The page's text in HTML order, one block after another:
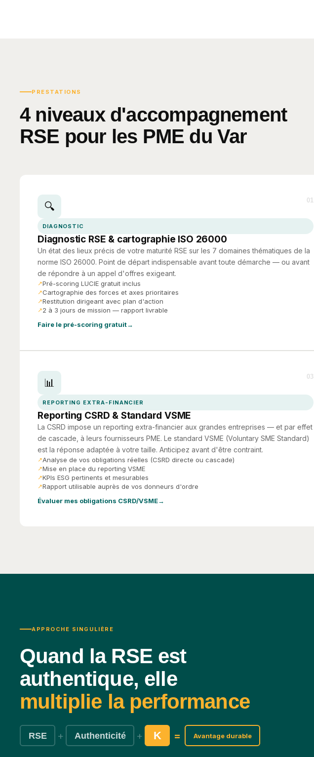
PRESTATIONS
4 niveaux d'accompagnement
RSE pour les PME du Var
🔍 01
DIAGNOSTIC
Diagnostic RSE & cartographie ISO 26000
Un état des lieux précis de votre maturité RSE sur les 7 domaines thématiques de la
norme ISO 26000. Point de départ indispensable avant toute démarche — ou avant
de répondre à un appel d'offres exigeant.
Pré-scoring LUCIE gratuit inclus
Cartographie des forces et axes prioritaires
Restitution dirigeant avec plan d'action
2 à 3 jours de mission — rapport livrable
Faire le pré-scoring gratuit
📊 03
REPORTING EXTRA-FINANCIER
Reporting CSRD & Standard VSME
La CSRD impose un reporting extra-financier aux grandes entreprises — et par effet
de cascade, à leurs fournisseurs PME. Le standard VSME (Voluntary SME Standard)
est la réponse adaptée à votre taille. Anticipez avant d'être contraint.
Analyse de vos obligations réelles (CSRD directe ou cascade)
Mise en place du reporting VSME
KPIs ESG pertinents et mesurables
Rapport utilisable auprès de vos donneurs d'ordre
Évaluer mes obligations CSRD/VSME
APPROCHE SINGULIÈRE
Quand la RSE est
authentique, elle
multiplie la performance
RSE + Authenticité + K = Avantage durable